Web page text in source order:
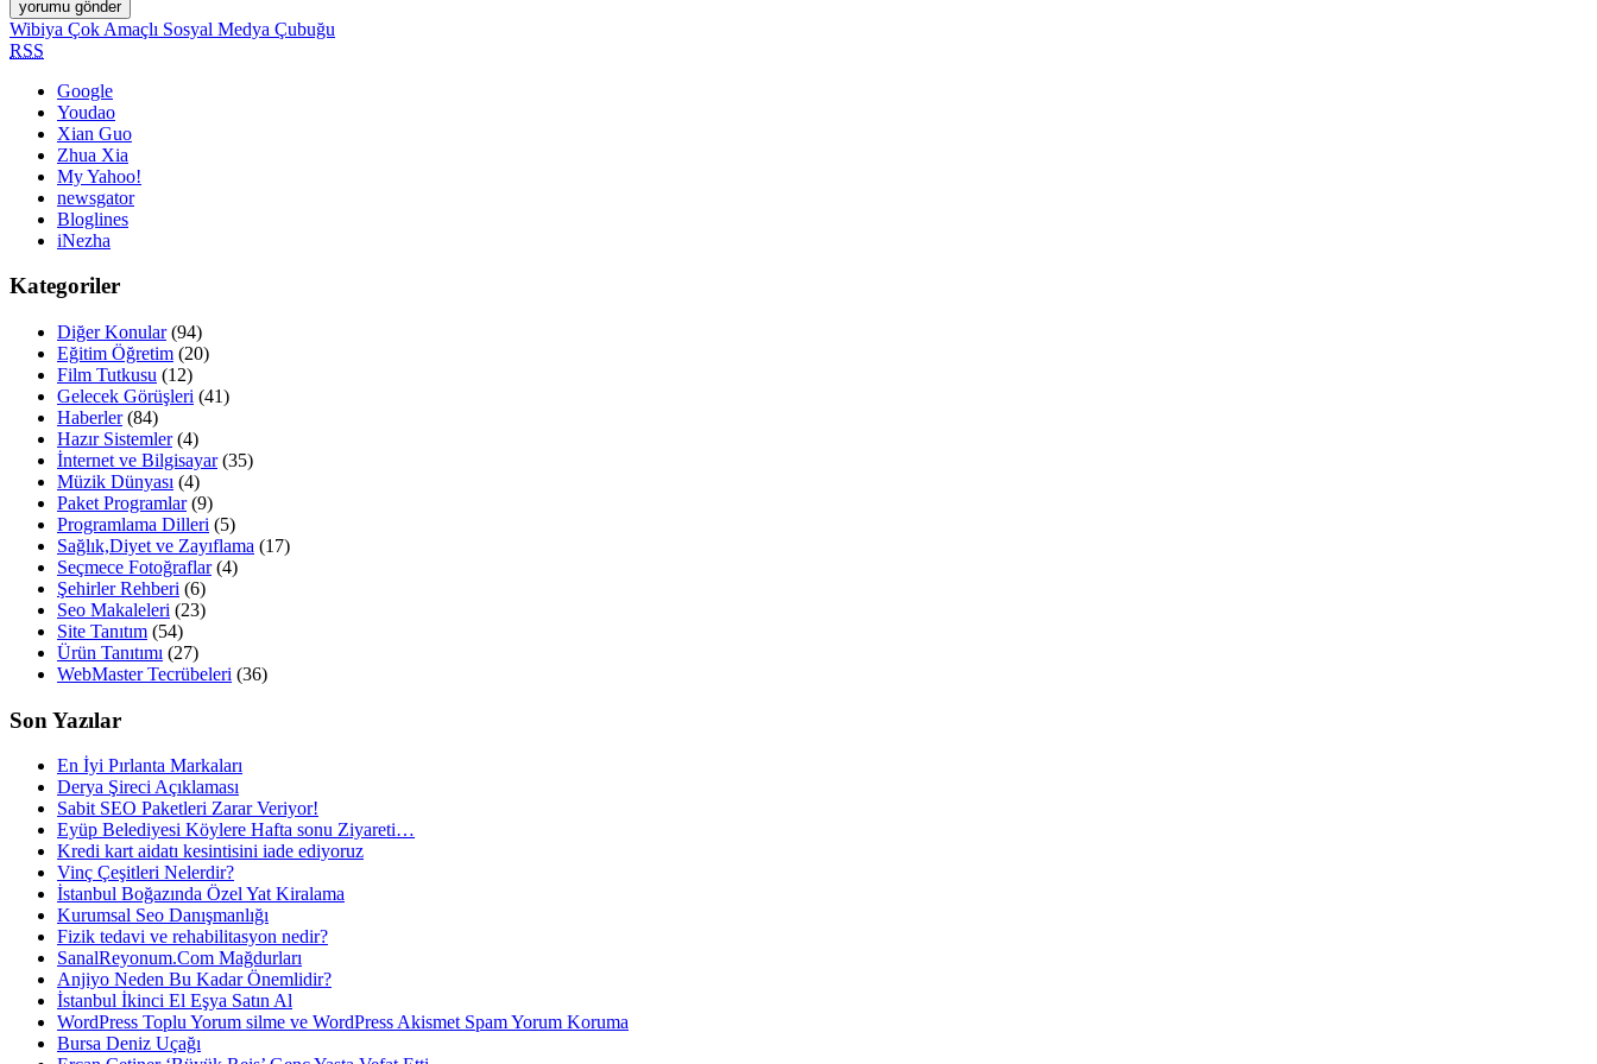
Wibiya Çok Amaçlı Sosyal Medya Çubuğu
RSS
Google
Youdao
Xian Guo
Zhua Xia
My Yahoo!
newsgator
Bloglines
iNezha
Kategoriler
Diğer Konular(94)
Eğitim Öğretim (20)
Film Tutkusu (12)
Gelecek Görüşleri (41)
Haberler(84)
Hazır Sistemler(4)
İnternet ve Bilgisayar(35)
Müzik Dünyası (4)
Paket Programlar(9)
Programlama Dilleri (5)
Sağlık,Diyet ve Zayıflama (17)
Seçmece Fotoğraflar(4)
Şehirler Rehberi (6)
Seo Makaleleri (23)
Site Tanıtım (54)
Ürün Tanıtımı (27)
WebMaster Tecrübeleri (36)
Son Yazılar
En İyi Pırlanta Markaları
Derya Şireci Açıklaması
Sabit SEO Paketleri Zarar Veriyor!
Eyüp Belediyesi Köylere Hafta sonu Ziyareti…
Kredi kart aidatı kesintisini iade ediyoruz
Vinç Çeşitleri Nelerdir?
İstanbul Boğazında Özel Yat Kiralama
Kurumsal Seo Danışmanlığı
Fizik tedavi ve rehabilitasyon nedir?
SanalReyonum.Com Mağdurları
Anjiyo Neden Bu Kadar Önemlidir?
İstanbul İkinci El Eşya Satın Al
WordPress Toplu Yorum silme ve WordPress Akismet Spam Yorum Koruma
Bursa Deniz Uçağı